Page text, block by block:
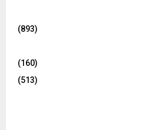
(893)
(160)
(513)